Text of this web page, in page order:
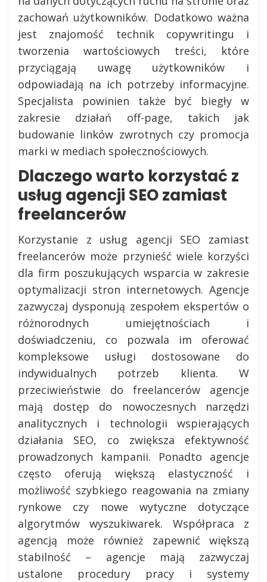
zachowań użytkowników. Dodatkowo ważna
jest znajomość technik copywritingu i
tworzenia wartościowych treści, które
przyciągają uwagę użytkowników i
odpowiadają na ich potrzeby informacyjne.
Specjalista powinien także być biegły w
zakresie działań off-page, takich jak
budowanie linków zwrotnych czy promocja
marki w mediach społecznościowych.
Dlaczego warto korzystać z
usług agencji SEO zamiast
freelancerów
Korzystanie z usług agencji SEO zamiast
freelancerów może przynieść wiele korzyści
dla firm poszukujących wsparcia w zakresie
optymalizacji stron internetowych. Agencje
zazwyczaj dysponują zespołem ekspertów o
różnorodnych umiejętnościach i
doświadczeniu, co pozwala im oferować
kompleksowe usługi dostosowane do
indywidualnych potrzeb klienta. W
przeciwieństwie do freelancerów agencje
mają dostęp do nowoczesnych narzędzi
analitycznych i technologii wspierających
działania SEO, co zwiększa efektywność
prowadzonych kampanii. Ponadto agencje
często oferują większą elastyczność i
możliwość szybkiego reagowania na zmiany
rynkowe czy nowe wytyczne dotyczące
algorytmów wyszukiwarek. Współpraca z
agencją może również zapewnić większą
stabilność – agencje mają zazwyczaj
ustalone procedury pracy i systemy